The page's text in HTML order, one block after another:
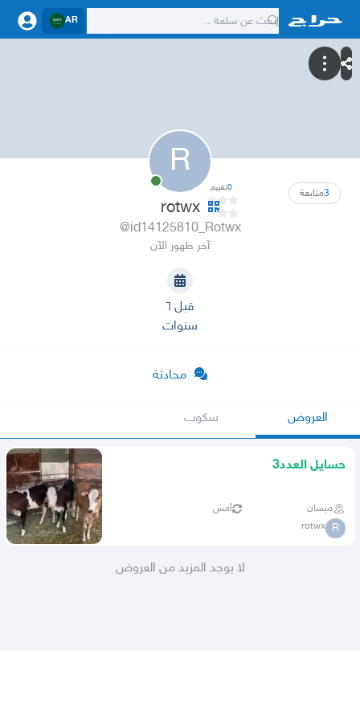
AR
R
3متابعة 0تقييم
rotwx
@id14125810_Rotwx
آخر ظهور الآن
قبل ٦
سنوات
محادثة
العروض سكوب
حسايل العدد3
ميسان أمس
R
rotwx
لا يوجد المزيد من العروض